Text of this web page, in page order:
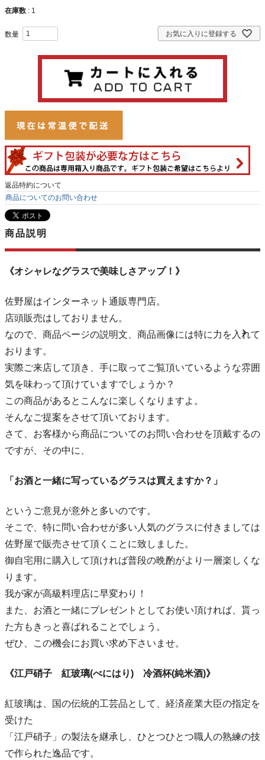
在庫数 1
お気に入りに登録する
返品特約について
商品についてのお問い合わせ
商品説明
《オシャレなグラスで美味しさアップ！》
佐野屋はインターネット通販専門店。
店頭販売はしておりません。
なので、商品ページの説明文、商品画像には特に力を入れて
おります。
実際ご来店して頂き、手に取ってご覧頂いているような雰囲
気を味わって頂けていますでしょうか？
この商品があるとこんなに楽しくなりますよ。
そんなご提案をさせて頂いております。
さて、お客様から商品についてのお問い合わせを頂戴するの
ですが、その中に、
「お酒と一緒に写っているグラスは買えますか？」
というご意見が意外と多いのです。
そこで、特に問い合わせが多い人気のグラスに付きましては
佐野屋で販売させて頂くことに致しました。
御自宅用に購入して頂ければ普段の晩酌がより一層楽しくな
ります。
我が家が高級料理店に早変わり！
また、お酒と一緒にプレゼントとしてお使い頂ければ、貰っ
た方もきっと喜ばれることでしょう。
ぜひ、この機会にお買い求め下さいませ。
《江戸硝子 紅玻璃(べにはり) 冷酒杯(純米酒)》
紅玻璃は、国の伝統的工芸品として、経済産業大臣の指定を
受けた
「江戸硝子」の製法を継承し、ひとつひとつ職人の熟練の技
で作られた逸品です。